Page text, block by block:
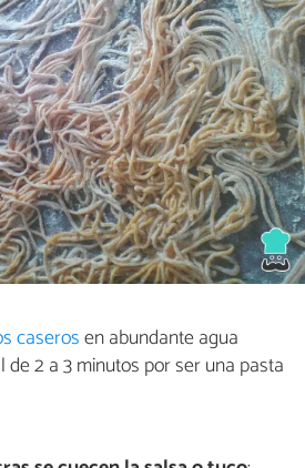
caserosen abundante agua
de 2 a 3 minutos por ser una pasta